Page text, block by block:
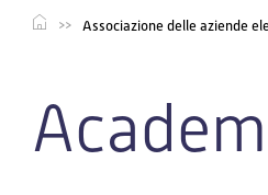
Associazione delle aziende